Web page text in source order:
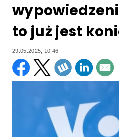
to już jest
29.05.2025, 10:46